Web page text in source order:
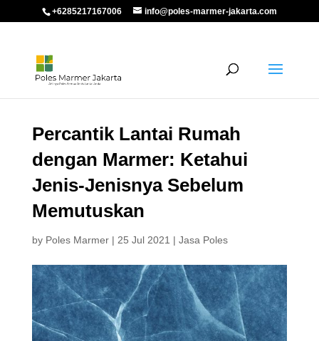
+6285217167006 info@poles-marmer-jakarta.com
Percantik Lantai Rumah
dengan Marmer: Ketahui
Jenis-Jenisnya Sebelum
Memutuskan
by Poles Marmer| 25 Jul 2021 | Jasa Poles